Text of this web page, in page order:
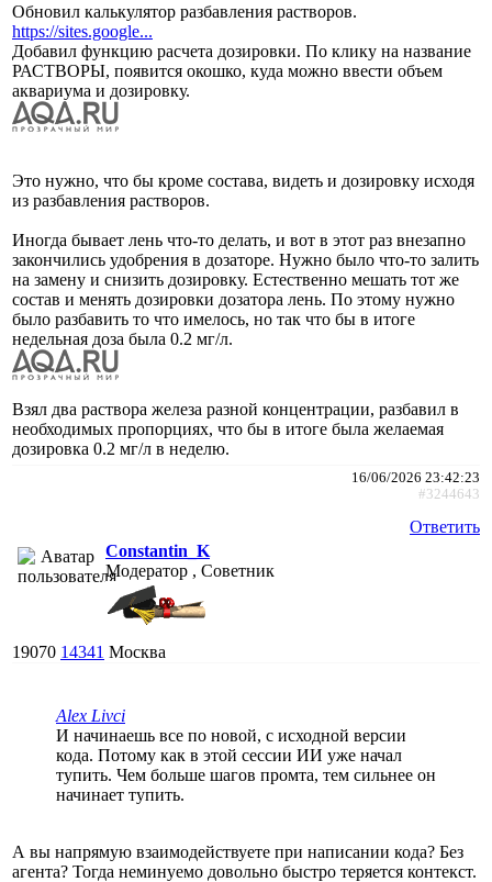
Обновил калькулятор разбавления растворов.
https://sites.google...
Добавил функцию расчета дозировки. По клику на название
РАСТВОРЫ, появится окошко, куда можно ввести объем
аквариума и дозировку.
Это нужно, что бы кроме состава, видеть и дозировку исходя
из разбавления растворов.
Иногда бывает лень что-то делать, и вот в этот раз внезапно
закончились удобрения в дозаторе. Нужно было что-то залить
на замену и снизить дозировку. Естественно мешать тот же
состав и менять дозировки дозатора лень. По этому нужно
было разбавить то что имелось, но так что бы в итоге
недельная доза была 0.2 мг/л.
Взял два раствора железа разной концентрации, разбавил в
необходимых пропорциях, что бы в итоге была желаемая
дозировка 0.2 мг/л в неделю.
16/06/2026 23:42:23
#3244643
Ответить
Constantin_K
Модератор , Советник
19070 14341 Москва
Alex Livci
И начинаешь все по новой, с исходной версии
кода. Потому как в этой сессии ИИ уже начал
тупить. Чем больше шагов промта, тем сильнее он
начинает тупить.
А вы напрямую взаимодействуете при написании кода? Без
агента? Тогда неминуемо довольно быстро теряется контекст.